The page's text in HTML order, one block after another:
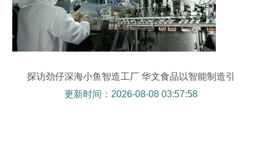
探访劲仔深海小鱼智造工厂 华文食品以智能制造引
领产业链提质发展
更新时间：2026-08-08 03:57:58